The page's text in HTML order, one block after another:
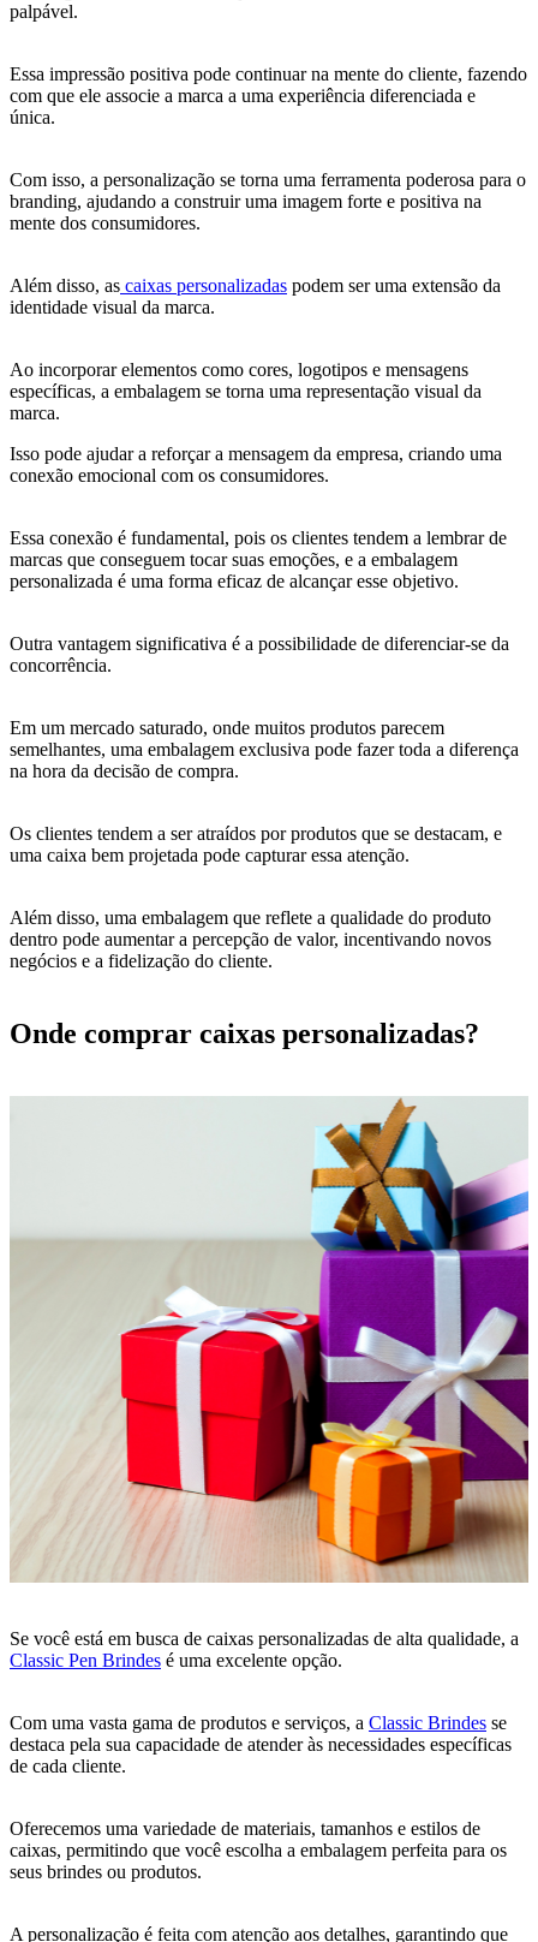
palpável.
Essa impressão positiva pode continuar na mente do cliente, fazendo
com que ele associe a marca a uma experiência diferenciada e
única.
Com isso, a personalização se torna uma ferramenta poderosa para o
branding, ajudando a construir uma imagem forte e positiva na
mente dos consumidores.
Além disso, as caixas personalizadas podem ser uma extensão da
identidade visual da marca.
Ao incorporar elementos como cores, logotipos e mensagens
específicas, a embalagem se torna uma representação visual da
marca.
Isso pode ajudar a reforçar a mensagem da empresa, criando uma
conexão emocional com os consumidores.
Essa conexão é fundamental, pois os clientes tendem a lembrar de
marcas que conseguem tocar suas emoções, e a embalagem
personalizada é uma forma eficaz de alcançar esse objetivo.
Outra vantagem significativa é a possibilidade de diferenciar-se da
concorrência.
Em um mercado saturado, onde muitos produtos parecem
semelhantes, uma embalagem exclusiva pode fazer toda a diferença
na hora da decisão de compra.
Os clientes tendem a ser atraídos por produtos que se destacam, e
uma caixa bem projetada pode capturar essa atenção.
Além disso, uma embalagem que reflete a qualidade do produto
dentro pode aumentar a percepção de valor, incentivando novos
negócios e a fidelização do cliente.
Onde comprar caixas personalizadas?
Se você está em busca de caixas personalizadas de alta qualidade, a
Classic Pen Brindes é uma excelente opção.
Com uma vasta gama de produtos e serviços, a Classic Brindes se
destaca pela sua capacidade de atender às necessidades específicas
de cada cliente.
Oferecemos uma variedade de materiais, tamanhos e estilos de
caixas, permitindo que você escolha a embalagem perfeita para os
seus brindes ou produtos.
A personalização é feita com atenção aos detalhes, garantindo que